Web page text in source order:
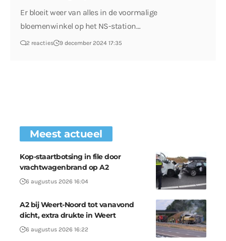
Er bloeit weer van alles in de voormalige
bloemenwinkel op het NS-station…
2 reacties 9 december 2024 17:35
Meest actueel
Kop-staartbotsing in file door
vrachtwagenbrand op A2
6 augustus 2026 16:04
A2 bij Weert-Noord tot vanavond
dicht, extra drukte in Weert
6 augustus 2026 16:22